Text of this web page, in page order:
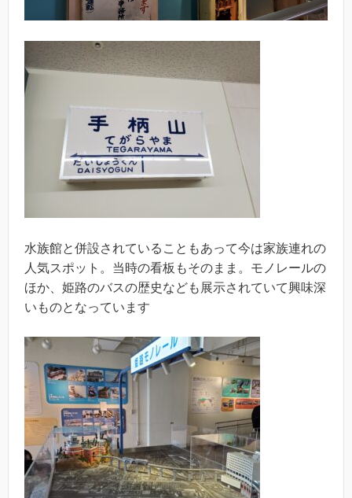
水族館と併設されていることもあって今は家族連れの
人気スポット。当時の看板もそのまま。モノレールの
ほか、姫路のバスの歴史なども展示されていて興味深
いものとなっています